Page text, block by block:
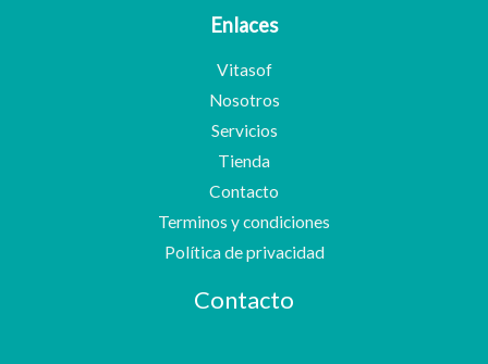
Enlaces
Vitasof
Nosotros
Servicios
Tienda
Contacto
Terminos y condiciones
Política de privacidad
Contacto